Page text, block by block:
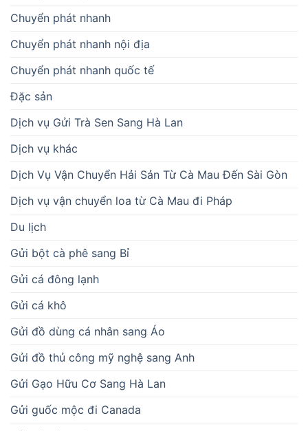
Chuyển phát nhanh
Chuyển phát nhanh nội địa
Chuyển phát nhanh quốc tế
Đặc sản
Dịch vụ Gửi Trà Sen Sang Hà Lan
Dịch vụ khác
Dịch Vụ Vận Chuyển Hải Sản Từ Cà Mau Đến Sài Gòn
Dịch vụ vận chuyển loa từ Cà Mau đi Pháp
Du lịch
Gửi bột cà phê sang Bỉ
Gửi cá đông lạnh
Gửi cá khô
Gửi đồ dùng cá nhân sang Áo
Gửi đồ thủ công mỹ nghệ sang Anh
Gửi Gạo Hữu Cơ Sang Hà Lan
Gửi guốc mộc đi Canada